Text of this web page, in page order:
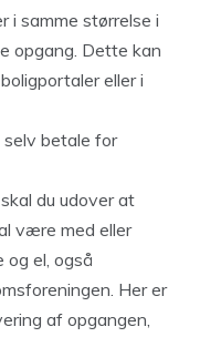
i samme størrelse i
opgang. Dette kan
eller i
selv betale for
du udover at
være med eller
og el, også
Her er
af opgangen,